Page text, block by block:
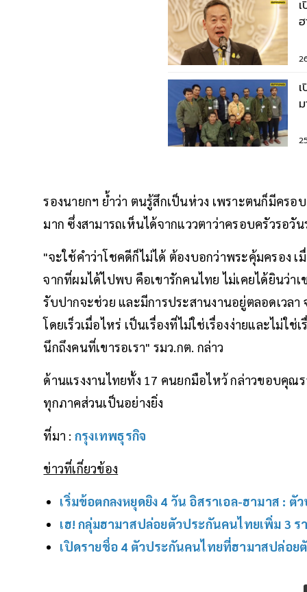
รองนายกฯ ย้ำว่า ตนรู้สึกเป็นห่วง เพราะตนก็มีคร
มาก ซึ่งสามารถเห็นได้จากแววตาว่าครอบครัวรอ
"จะใช้คำว่าโชคดีก็ไม่ได้ ต้องบอกว่าพระคุ้มครอง
จากที่ผมได้ไปพบ คือเขารักคนไทย ไม่เคยได้ยินว่า
รับปากจะช่วย และมีการประสานงานอยู่ตลอดเวล
โดยเร็วเมื่อไหร่ เป็นเรื่องที่ไม่ใช่เรื่องง่ายและไม่
นึกถึงคนที่เขารอเรา" รมว.กต. กล่าว
ด้านแรงงานไทยทั้ง 17 คนยกมือไหว้ กล่าวขอบคุ
ทุกภาคส่วนเป็นอย่างยิ่ง
ที่มา : กรุงเทพธุรกิจ
ข่าวที่เกี่ยวข้อง
เริ่มข้อตกลงหยุดยิง 4 วัน อิสราเอล-ฮามาส :
เฮ! กลุ่มฮามาสปล่อยตัวประกันคนไทยเพิ่ม 3 ร
เปิดรายชื่อ 4 ตัวประกันคนไทยที่ฮามาสปล่อ